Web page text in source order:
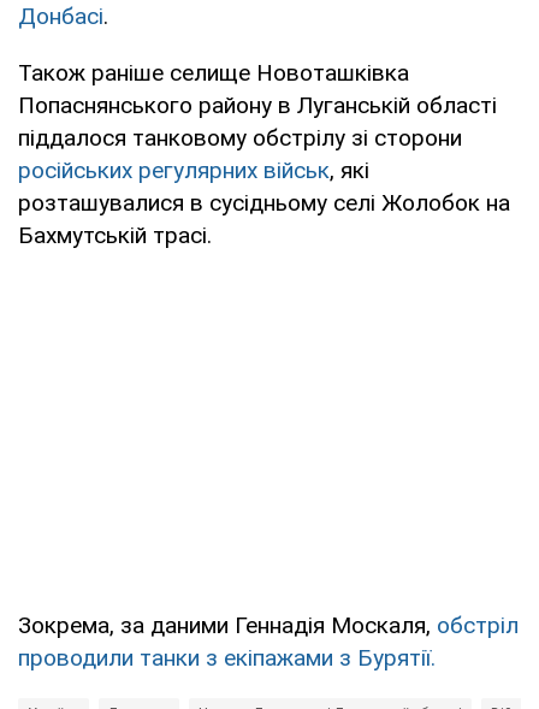
Донбасі.
Також раніше селище Новоташківка
Попаснянського району в Луганській області
піддалося танковому обстрілу зі сторони
російських регулярних військ, які
розташувалися в сусідньому селі Жолобок на
Бахмутській трасі.
Зокрема, за даними Геннадія Москаля, обстріл
проводили танки з екіпажами з Бурятії.